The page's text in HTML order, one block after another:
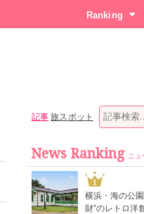
Ranking
記事 旅スポット
News Ranking ニ
1
横浜・海の公
財”のレトロ洋